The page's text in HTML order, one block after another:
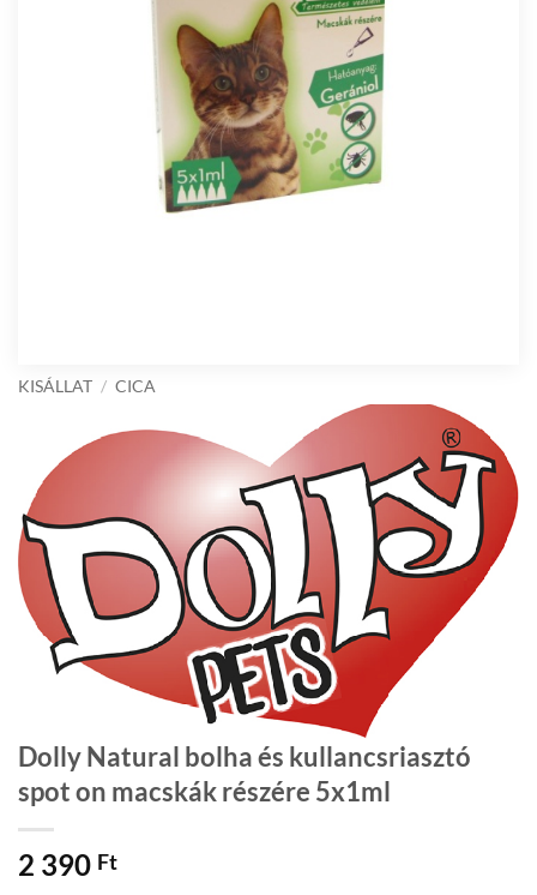
KISÁLLAT / CICA
Dolly Natural bolha és kullancsriasztó
spot on macskák részére 5x1ml
2 390 Ft